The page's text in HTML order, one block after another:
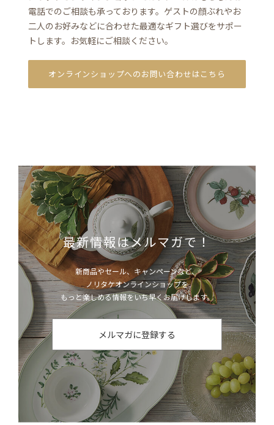
電話でのご相談も承っております。ゲストの顔ぶれやお
二人のお好みなどに合わせた最適なギフト選びをサポー
トします。お気軽にご相談ください。
オンラインショップへのお問い合わせはこちら
最新情報はメルマガで！
新商品やセール、キャンペーンなど、
ノリタケオンラインショップを
もっと楽しめる情報をいち早くお届けします。
メルマガに登録する